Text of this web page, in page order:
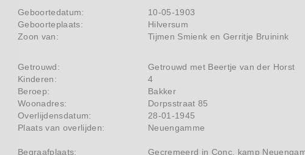
Geboortedatum:
10-05-1903
Geboorteplaats:
Hilversum
Zoon van:
Tijmen Smienk en Gerritje Bruinink
Getrouwd:
Getrouwd met Beertje van der Horst
Kinderen:
4
Beroep:
Bakker
Woonadres:
Dorpsstraat 85
Overlijdensdatum:
28-01-1945
Plaats van overlijden:
Neuengamme
Begraafplaats: Gecremeerd in Conc. kamp